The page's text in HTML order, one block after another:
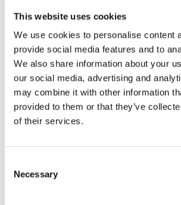
This website uses cookies
We use cookies to personalise content
provide social media features and to
We also share information about your
our social media, advertising and
may combine it with other information
provided to them or that they’ve
of their services.
Selection
Necessary
Bewaar mijn naam, e-
in deze browser voor de volgende
reageer.